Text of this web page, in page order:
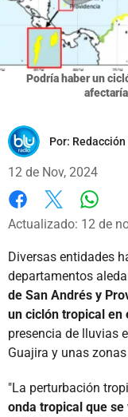
Podría haber un
Por: Redacción
12 de Nov, 2024
Facebook
X
Actualizado: 12 de
Diversas entidades
departamentos
de San Andrés y
un ciclón tropical en
presencia de lluvias
Guajira y unas
"La perturbación
onda tropical que